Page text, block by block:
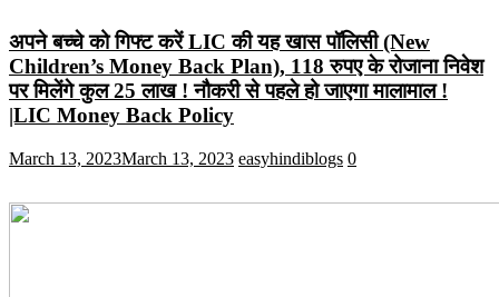
अपने बच्चे को गिफ्ट करें LIC की यह खास पॉलिसी (New
Children’s Money Back Plan), 118 रुपए के रोजाना निवेश
पर मिलेंगे कुल 25 लाख ! नौकरी से पहले हो जाएगा मालामाल !
|LIC Money Back Policy
March 13, 2023March 13, 2023 easyhindiblogs 0